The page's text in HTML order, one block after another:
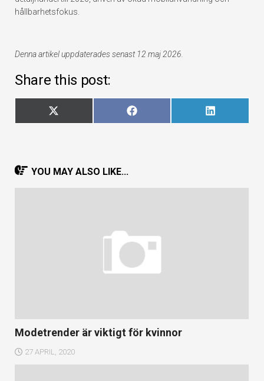
hållbarhetsfokus.
Denna artikel uppdaterades senast 12 maj 2026.
Share this post:
Dela
på
X
(Twitter)
Dela
på
Facebook
Dela
på
LinkedIn
YOU MAY ALSO LIKE...
Modetrender är viktigt för kvinnor
27 APRIL, 2020